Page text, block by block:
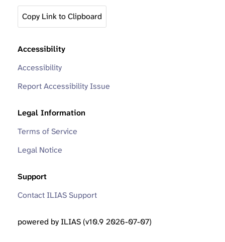
Copy Link to Clipboard
Accessibility
Accessibility
Report Accessibility Issue
Legal Information
Terms of Service
Legal Notice
Support
Contact ILIAS Support
powered by ILIAS (v10.9 2026-07-07)